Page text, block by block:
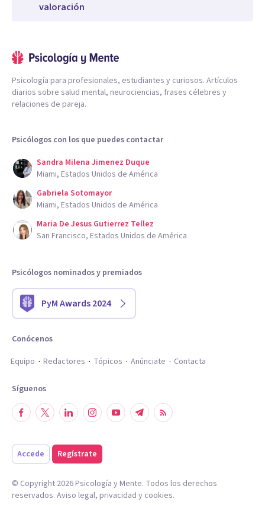
valoración
Psicología para profesionales, estudiantes y curiosos. Artículos
diarios sobre salud mental, neurociencias, frases célebres y
relaciones de pareja.
Psicólogos con los que puedes contactar
Sandra Milena Jimenez Duque
Miami, Estados Unidos de América
Gabriela Sotomayor
Miami, Estados Unidos de América
Maria De Jesus Gutierrez Tellez
San Francisco, Estados Unidos de América
Psicólogos nominados y premiados
PyM Awards 2024
Conócenos
Equipo
Redactores Tópicos Anúnciate Contacta
Síguenos
Accede Regístrate
© Copyright 2026Psicología y Mente. Todos los derechos
reservados. Aviso legal, privacidad y cookies.